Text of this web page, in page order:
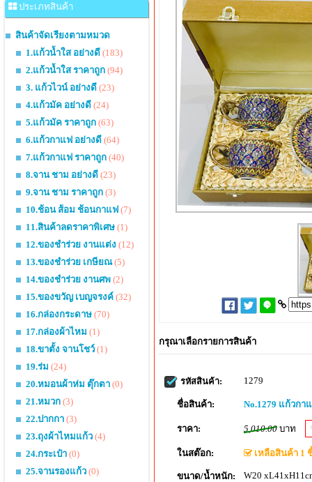
ประเภทสินค้า
สินค้าจัดเรียงตามหมวด
1.แก้วน้ำใส อย่างดี (183)
2.แก้วน้ำใส ราคาถูก (94)
3. แก้วไวน์ อย่างดี (23)
4.แก้วมัค อย่างดี (24)
5.แก้วมัค ราคาถูก (63)
6.แก้วกาแฟ อย่างดี (64)
7.แก้วกาแฟ ราคาถูก (40)
8.จาน ชาม อย่างดี (23)
9.จาน ชาม ราคาถูก (3)
10.ช้อน ส้อม ช้อนกาแฟ (7)
11.สินค้าลดราคาพิเศษ (1)
12.ของชำร่วย งานแต่ง (12)
13.ของชำร่วย เกษียณ(5)
14.ของชำร่วย งานศพ (2)
15.ของขวัญ เบญจรงค์ (32)
16.กล่องกระดาษ (70)
17.กล่องผ้าไหม (1)
18.ขาตั้ง จานโชว์ (1)
19.ร่ม (24)
20.หมอนผ้าห่ม ตุ๊กตา (0)
21.หมวก (3)
22.ปากกา (3)
23.ถุงผ้าไหมแก้ว (4)
24.กระเป๋า (0)
25.จานรองแก้ว (0)
กรุณาเลือกรายการสินค้า
รหัสสินค้า: 1279
ชื่อสินค้า: No.1279 แก้วก
ราคา: 5,010.00 บาท
ในสต๊อก: เหลือสินค้า 1
ขนาด/น้ำหนัก: W20